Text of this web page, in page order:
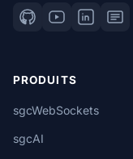
PRODUITS
sgcWebSockets
sgcAI